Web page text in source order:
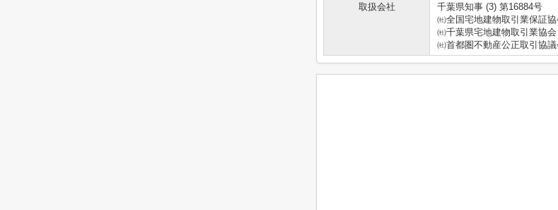
取扱会社
千葉県知事 (3) 第16884号
㈳全国宅地建物取引業保証協
㈳千葉県宅地建物取引業協会
㈳首都圏不動産公正取引協議